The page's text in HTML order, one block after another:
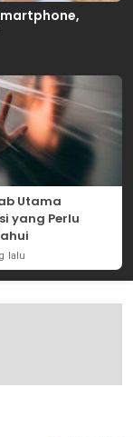
Utama
yang Perlu
lalu